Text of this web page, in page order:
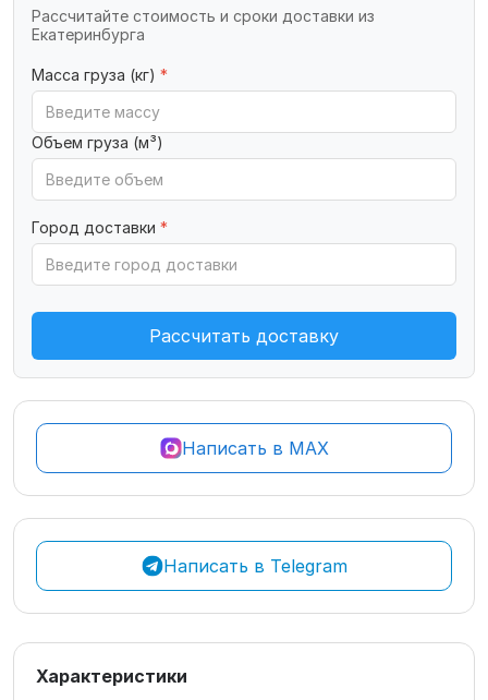
Рассчитайте стоимость и сроки доставки из
Екатеринбурга
Масса груза (кг) *
Объем груза (м³)
Город доставки *
Рассчитать доставку
Написать в MAX
Написать в Telegram
Характеристики